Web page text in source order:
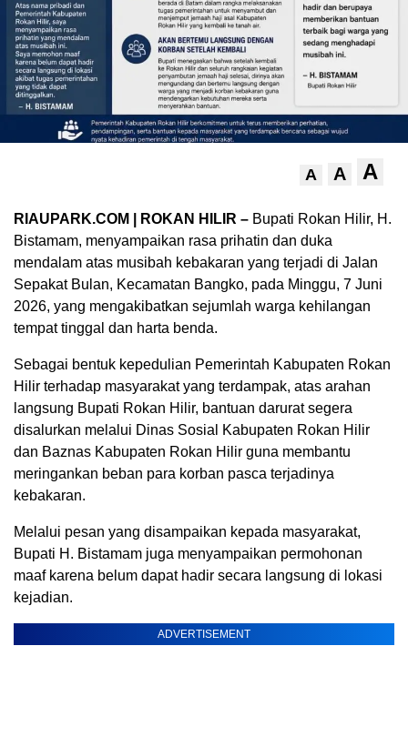
A A A
RIAUPARK.COM | ROKAN HILIR – Bupati Rokan Hilir, H.
Bistamam, menyampaikan rasa prihatin dan duka
mendalam atas musibah kebakaran yang terjadi di Jalan
Sepakat Bulan, Kecamatan Bangko, pada Minggu, 7 Juni
2026, yang mengakibatkan sejumlah warga kehilangan
tempat tinggal dan harta benda.
Sebagai bentuk kepedulian Pemerintah Kabupaten Rokan
Hilir terhadap masyarakat yang terdampak, atas arahan
langsung Bupati Rokan Hilir, bantuan darurat segera
disalurkan melalui Dinas Sosial Kabupaten Rokan Hilir
dan Baznas Kabupaten Rokan Hilir guna membantu
meringankan beban para korban pasca terjadinya
kebakaran.
Melalui pesan yang disampaikan kepada masyarakat,
Bupati H. Bistamam juga menyampaikan permohonan
maaf karena belum dapat hadir secara langsung di lokasi
kejadian.
ADVERTISEMENT